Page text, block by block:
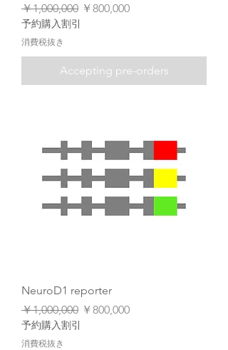
通常価格
￥1,000,000 セール価格
￥800,000
予約購入割引
消費税抜き
Accepting pre-orders
NeuroD1 reporter
通常価格
￥1,000,000 セール価格
￥800,000
予約購入割引
消費税抜き